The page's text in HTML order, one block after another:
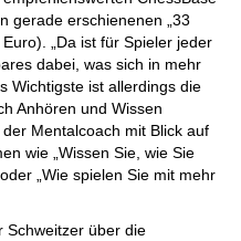
gerade erschienenen „33
„Da ist für Spieler jeder
dabei, was sich in mehr
Wichtigste ist allerdings die
Anhören und Wissen
Mentalcoach mit Blick auf
wie „Wissen Sie, wie Sie
„Wie spielen Sie mit mehr
Schweitzer über die